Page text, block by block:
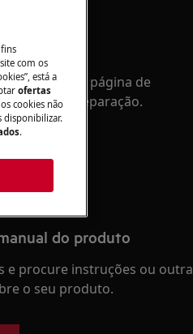
à nossa página de
reserve a reparação.
do produto
e procure instruções ou outra
o seu produto.
com os
está a
ofertas
cookies não
disponibilizar.
.